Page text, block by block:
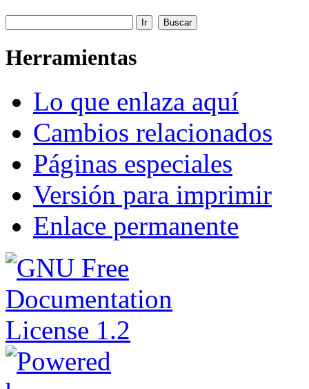
Herramientas
Lo que enlaza aquí
Cambios relacionados
Páginas especiales
Versión para imprimir
Enlace permanente